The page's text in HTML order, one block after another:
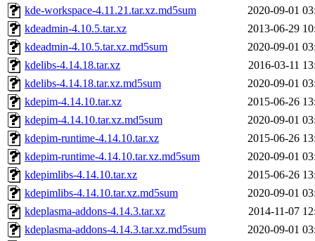
kde-workspace-4.11.21.tar.xz.md5sum
2020-09-01
kdeadmin-4.10.5.tar.xz
2013-06-29
kdeadmin-4.10.5.tar.xz.md5sum
2020-09-01
kdelibs-4.14.18.tar.xz
2016-03-11
kdelibs-4.14.18.tar.xz.md5sum
2020-09-01
kdepim-4.14.10.tar.xz
2015-06-26
kdepim-4.14.10.tar.xz.md5sum
2020-09-01
kdepim-runtime-4.14.10.tar.xz
2015-06-26
kdepim-runtime-4.14.10.tar.xz.md5sum
2020-09-01
kdepimlibs-4.14.10.tar.xz
2015-06-26
kdepimlibs-4.14.10.tar.xz.md5sum
2020-09-01
kdeplasma-addons-4.14.3.tar.xz
2014-11-07
kdeplasma-addons-4.14.3.tar.xz.md5sum
2020-09-01